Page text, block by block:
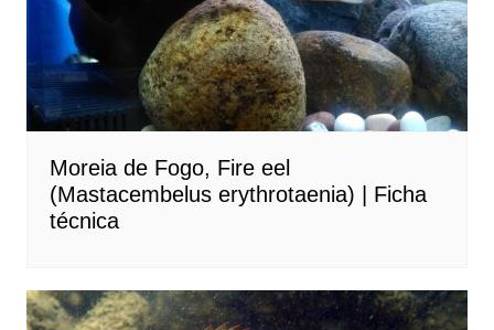
Moreia de Fogo, Fire eel
(Mastacembelus erythrotaenia) | Ficha
técnica